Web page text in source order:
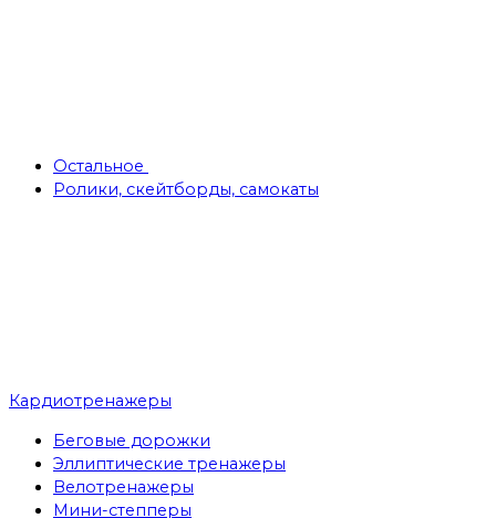
Остальное
Ролики, скейтборды, самокаты
Кардиотренажеры
Беговые дорожки
Эллиптические тренажеры
Велотренажеры
Мини-степперы